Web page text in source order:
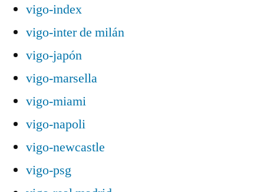
vigo-index
vigo-inter de milán
vigo-japón
vigo-marsella
vigo-miami
vigo-napoli
vigo-newcastle
vigo-psg